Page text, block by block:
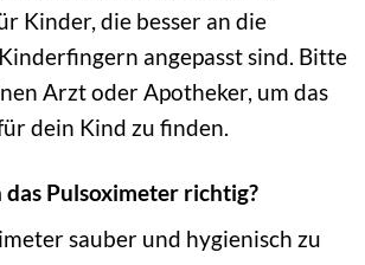
Kinder, die besser an die
angepasst sind. Bitte
Arzt oder Apotheker, um das
dein Kind zu finden.
Pulsoximeter richtig?
sauber und hygienisch zu